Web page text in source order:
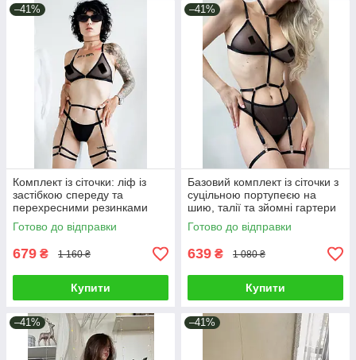
–41%
Комплект із сіточки: ліф із
застібкою спереду та
перехресними резинками
ззаду, трусики та пояс
портупея із гартерами
Готово до відправки
679 ₴ 1 160 ₴
Купити
–41%
Базовий комплект із сіточки з
суцільною портупеєю на
шию, талії та зйомні гартери
на ніжки
Готово до відправки
639 ₴ 1 080 ₴
Купити
–41% –41%